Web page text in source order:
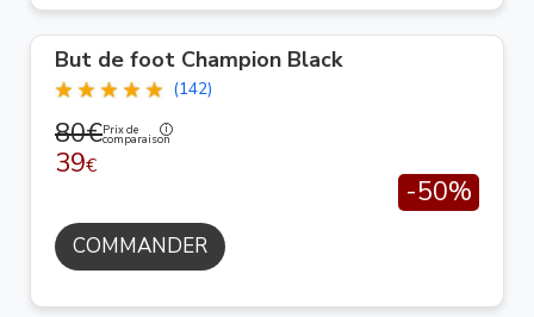
But de foot Champion Black
(142)
80€Prix de
comparaison
39€
-50%
COMMANDER